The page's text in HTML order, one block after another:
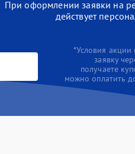
При оформлении заявки на
действует
*Условия акции
заявку
получаете
можно оплатить